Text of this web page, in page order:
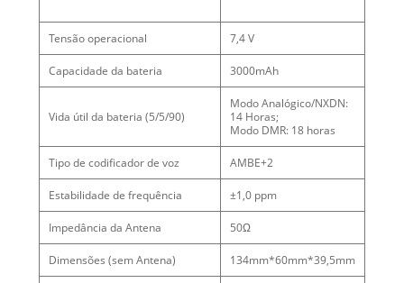
Tensão operacional 7,4 V
Capacidade da bateria 3000mAh
Vida útil da bateria (5/5/90)
Modo Analógico/NXDN:
14 Horas;
Modo DMR: 18 horas
Tipo de codificador de voz AMBE+2
Estabilidade de frequência ±1,0 ppm
Impedância da Antena 50Ω
Dimensões (sem Antena) 134mm*60mm*39,5mm